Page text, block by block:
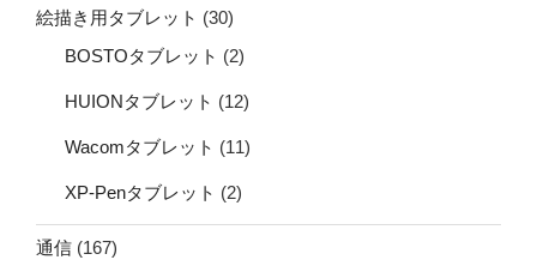
絵描き用タブレット (30)
BOSTOタブレット (2)
HUIONタブレット (12)
Wacomタブレット (11)
XP-Penタブレット (2)
通信 (167)